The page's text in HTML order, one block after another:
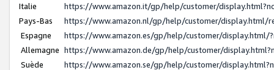
Italie
https://www.amazon.it/gp/help/customer/
Pays-Bas
https://www.amazon.nl/gp/help/customer/display.html/
Espagne
https://www.amazon.es/gp/help/customer/display.html/
Allemagne https://www.amazon.de/gp/help/customer/
Suède
https://www.amazon.se/gp/help/customer/